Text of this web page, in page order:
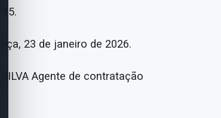
23 de janeiro de 2026.
SILVA Agente de contratação